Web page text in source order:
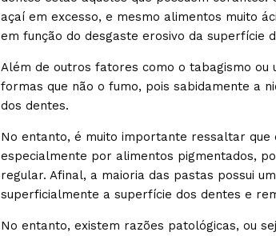
açaí em excesso, e mesmo alimentos muito
em função do desgaste erosivo da superfície
Além de outros fatores como o tabagismo
formas que não o fumo, pois sabidamente a
dos dentes.
No entanto, é muito importante ressaltar que
especialmente por alimentos pigmentados,
regular. Afinal, a maioria das pastas possui
superficialmente a superfície dos dentes e
No entanto, existem razões patológicas, ou